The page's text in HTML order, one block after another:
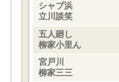
シャブ浜
立川談笑
五人廻し
柳家小里ん
宮戸川
柳家三三